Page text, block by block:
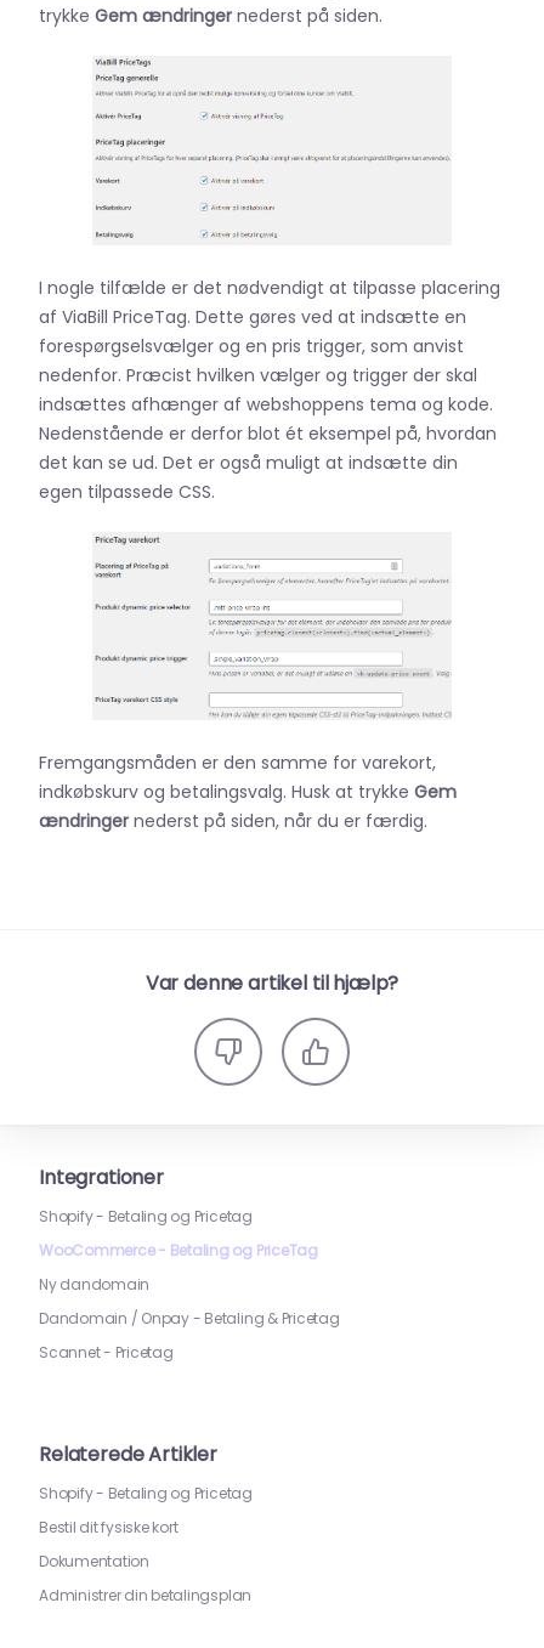
trykke Gem ændringer nederst på siden.
I nogle tilfælde er det nødvendigt at tilpasse placering
af ViaBill PriceTag. Dette gøres ved at indsætte en
forespørgselsvælger og en pris trigger, som anvist
nedenfor. Præcist hvilken vælger og trigger der skal
indsættes afhænger af webshoppens tema og kode.
Nedenstående er derfor blot ét eksempel på, hvordan
det kan se ud. Det er også muligt at indsætte din
egen tilpassede CSS.
Fremgangsmåden er den samme for varekort,
indkøbskurv og betalingsvalg. Husk at trykke Gem
ændringer nederst på siden, når du er færdig.
Var denne artikel til hjælp?
Integrationer
Shopify - Betaling og Pricetag
WooCommerce - Betaling og PriceTag
Ny dandomain
Dandomain / Onpay - Betaling & Pricetag
Scannet - Pricetag
Relaterede Artikler
Shopify - Betaling og Pricetag
Bestil dit fysiske kort
Dokumentation
Administrer din betalingsplan